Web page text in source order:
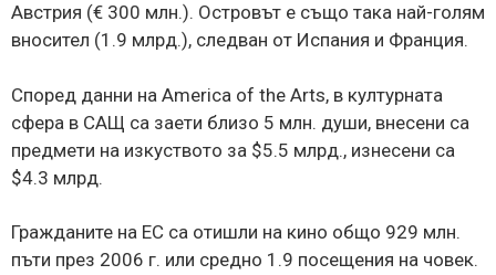
Австрия (€ 300 млн.). Островът е също така най-голям
вносител (1.9 млрд.), следван от Испания и Франция.
Според данни на America of the Arts, в културната
сфера в САЩ са заети близо 5 млн. души, внесени са
предмети на изкуството за $5.5 млрд., изнесени са
$4.3 млрд.
Гражданите на ЕС са отишли на кино общо 929 млн.
пъти през 2006 г. или средно 1.9 посещения на човек.